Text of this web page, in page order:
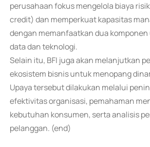
perusahaan fokus mengelola biaya
credit) dan memperkuat kapasitas
dengan memanfaatkan dua komponen
data dan teknologi.
Selain itu, BFI juga akan melanjutkan
ekosistem bisnis untuk menopang
Upaya tersebut dilakukan melalui
efektivitas organisasi, pemahaman
kebutuhan konsumen, serta analisis
pelanggan. (end)